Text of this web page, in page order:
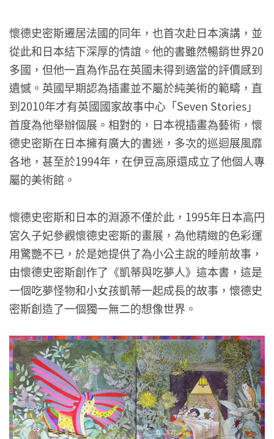
懷德史密斯遷居法國的同年，也首次赴日本演講，並
從此和日本結下深厚的情誼。他的書雖然暢銷世界20
多國，但他一直為作品在英國未得到適當的評價感到
遺憾。英國早期認為插畫並不屬於純美術的範疇，直
到2010年才有英國國家故事中心「Seven Stories」
首度為他舉辦個展。相對的，日本視插畫為藝術，懷
德史密斯在日本擁有廣大的書迷，多次的巡迴展風靡
各地，甚至於1994年，在伊豆高原還成立了他個人專
屬的美術館。
懷德史密斯和日本的淵源不僅於此，1995年日本高円
宮久子妃參觀懷德史密斯的畫展，為他精緻的色彩運
用驚艷不已，於是她提供了為小公主說的睡前故事，
由懷德史密斯創作了《凱蒂與吃夢人》這本書，這是
一個吃夢怪物和小女孩凱蒂一起成長的故事，懷德史
密斯創造了一個獨一無二的想像世界。